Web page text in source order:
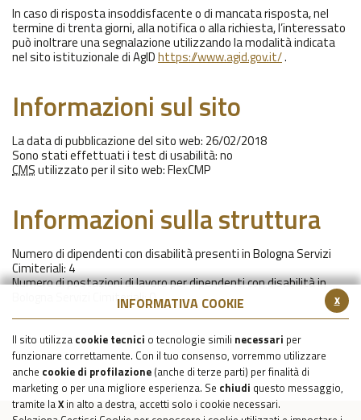
x
INFORMATIVA COOKIE
Il sito utilizza cookie tecnici o tecnologie simili necessari per
funzionare correttamente. Con il tuo consenso, vorremmo utilizzare
anche cookie di profilazione (anche di terze parti) per finalità di
marketing o per una migliore esperienza. Se chiudi questo messaggio,
tramite laX in alto a destra, accetti solo i cookie necessari.
In caso di risposta insoddisfacente o di mancata risposta, nel
termine di trenta giorni, alla notifica o alla richiesta, l’interessato
può inoltrare una segnalazione utilizzando la modalità indicata
nel sito istituzionale di AgIDhttps://www.agid.gov.it/.
Informazioni sul sito
La data di pubblicazione del sito web: 26/02/2018
Sono stati effettuati i test di usabilità: no
CMSutilizzato per il sito web: FlexCMP
Informazioni sulla struttura
Numero di dipendenti con disabilità presenti in Bologna Servizi
Cimiteriali: 4
Numero di postazioni di lavoro per dipendenti con disabilità in
Bologna Servizi Cimiteriali: 0